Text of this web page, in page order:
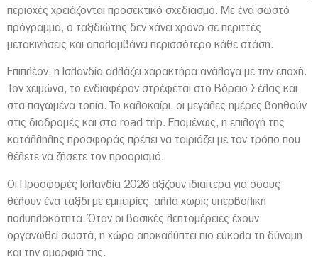
περιοχές χρειάζονται προσεκτικό σχεδιασμό. Με ένα σωστό
πρόγραμμα, ο ταξιδιώτης δεν χάνει χρόνο σε περιττές
μετακινήσεις και απολαμβάνει περισσότερο κάθε στάση.
Επιπλέον, η Ισλανδία αλλάζει χαρακτήρα ανάλογα με την εποχή.
Τον χειμώνα, το ενδιαφέρον στρέφεται στο Βόρειο Σέλας και
στα παγωμένα τοπία. Το καλοκαίρι, οι μεγάλες ημέρες βοηθούν
στις διαδρομές και στο road trip. Επομένως, η επιλογή της
κατάλληλης προσφοράς πρέπει να ταιριάζει με τον τρόπο που
θέλετε να ζήσετε τον προορισμό.
Οι Προσφορές Ισλανδία 2026 αξίζουν ιδιαίτερα για όσους
θέλουν ένα ταξίδι με εμπειρίες, αλλά χωρίς υπερβολική
πολυπλοκότητα. Όταν οι βασικές λεπτομέρειες έχουν
οργανωθεί σωστά, η χώρα αποκαλύπτει πιο εύκολα τη δύναμη
και την ομορφιά της.